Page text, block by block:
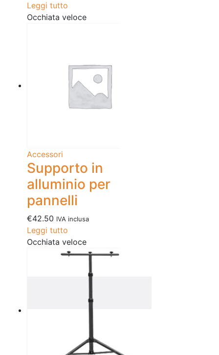
Leggi tutto
Occhiata veloce
Accessori
Supporto in
alluminio per
pannelli
€42.50 IVA inclusa
Leggi tutto
Occhiata veloce